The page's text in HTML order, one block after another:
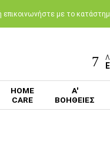
επικοινωνήστε με το
HOME
CARE
Α'
ΒΟΗΘΕΙΕΣ